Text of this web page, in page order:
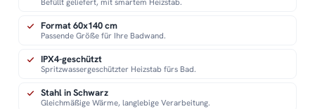
Format 60x140 cm
Passende Größe für Ihre Badwand.
IPX4-geschützt
Spritzwassergeschützter Heizstab fürs Bad.
Stahl in Schwarz
Gleichmäßige Wärme, langlebige Verarbeitung.